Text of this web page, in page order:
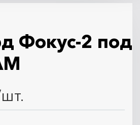
Фокус-2 под